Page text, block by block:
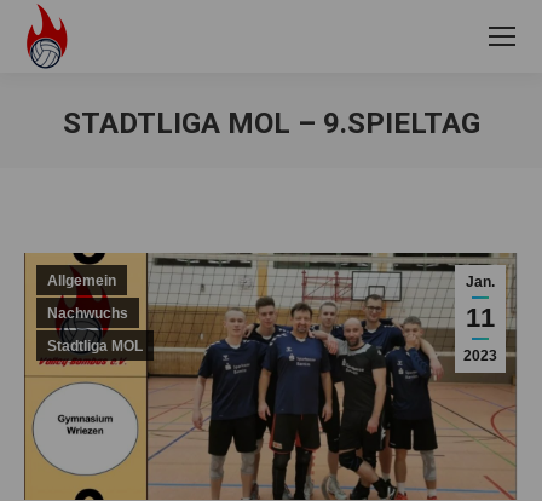
STADTLIGA MOL – 9.SPIELTAG
Jan.
11
2023
Allgemein
Nachwuchs
Stadtliga MOL